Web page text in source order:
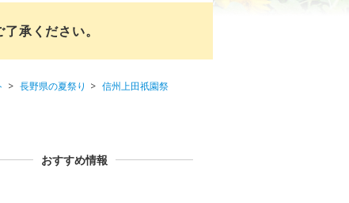
承ください。
長野県の夏祭り
信州上田祇園祭
おすすめ情報